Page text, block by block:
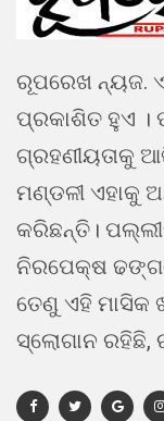
ରୂପରେଖ ନ୍ୟଜ.
ପ୍ରକାଶିତ ହୁଏ ।
ଗ୍ରହଣୀୟତାକୁ
ମଣ୍ଡଳୀ ଏହାକୁ
କରିଛନ୍ତି।
ନିରପେକ୍ଷ
ତେଣୁ ଏହି ମାସିକ
ସ୍ଲୋଗାନ